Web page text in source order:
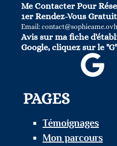
Me Contacter Pour
1er Rendez-Vous Gratuit
Email: contact@sophieame.ovh
Avis sur ma fiche
Google, cliquez sur le
PAGES
Témoignages
Mon parcours